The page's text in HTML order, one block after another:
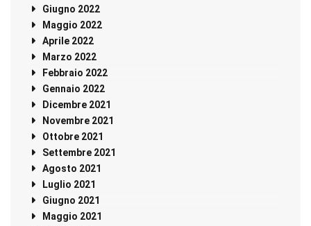
Giugno 2022
Maggio 2022
Aprile 2022
Marzo 2022
Febbraio 2022
Gennaio 2022
Dicembre 2021
Novembre 2021
Ottobre 2021
Settembre 2021
Agosto 2021
Luglio 2021
Giugno 2021
Maggio 2021